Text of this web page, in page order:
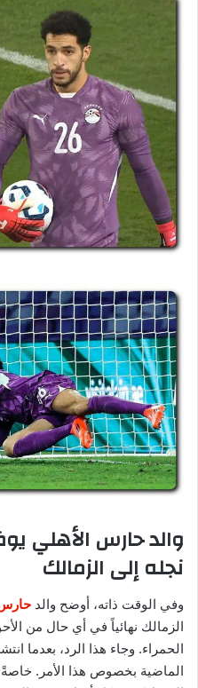
والد حارس الأهلي
نجله إلى الزمالك
وفي الوقت ذاته، أوضح والد حارس
الزمالك نهائياً في أي حال من
الحمراء. وجاء هذا الرد، بعدما
الماضية بخصوص هذا الأمر.